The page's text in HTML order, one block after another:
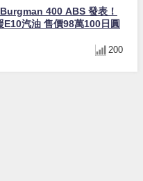
400 ABS 發表！
E10汽油 售價98萬100日圓
200